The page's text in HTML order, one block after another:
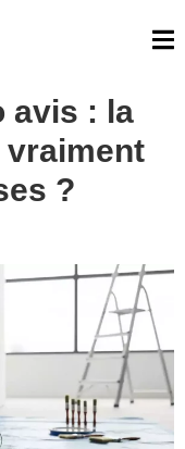
avis : la
vraiment
?